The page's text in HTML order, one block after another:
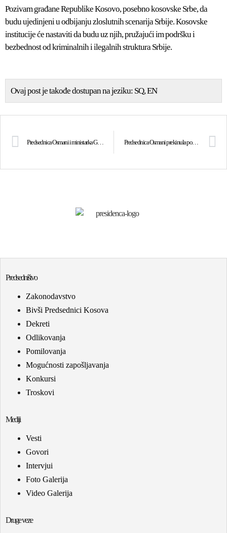
Pozivam građane Republike Kosovo, posebno kosovske Srbe, da
budu ujedinjeni u odbijanju zloslutnih scenarija Srbije. Kosovske
institucije će nastaviti da budu uz njih, pružajući im podršku i
bezbednost od kriminalnih i ilegalnih struktura Srbije.
Ovaj post je takođe dostupan na jeziku: SQ EN
Predsednica Osmani i ministarka Gërvalla su se sastale sa premijerom Belizea Johnom Briceñom Predsednica Osmani prekinula posetu Njujorku zbog događaja na severu
Predsedništvo
Zakonodavstvo
Bivši Predsednici Kosova
Dekreti
Odlikovanja
Pomilovanja
Mogućnosti zapošljavanja
Konkursi
Troskovi
Mediji
Vesti
Govori
Intervjui
Foto Galerija
Video Galerija
Druge veze